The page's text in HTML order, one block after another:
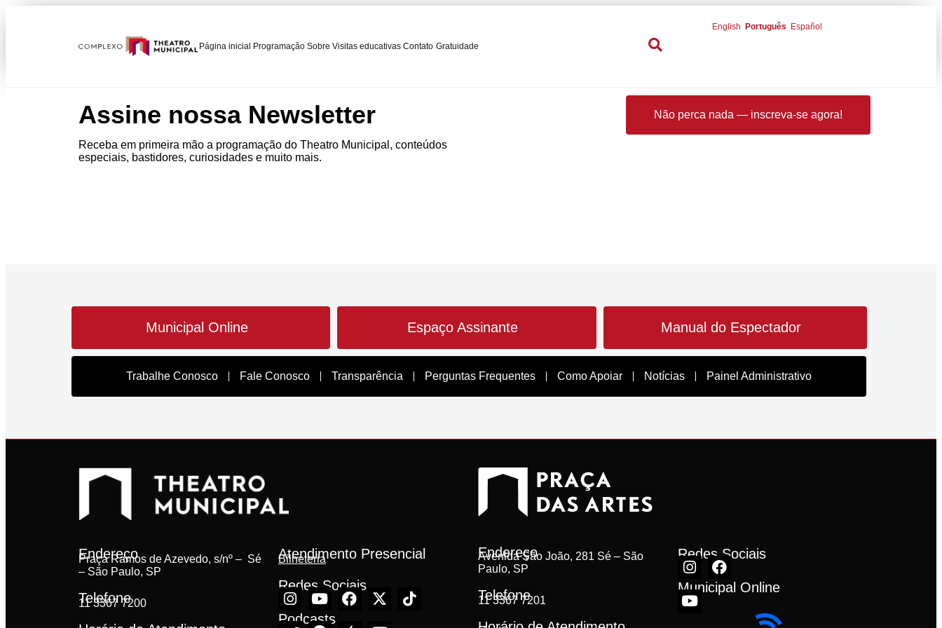
Página inicial Programação Sobre Visitas educativas Contato Gratuidade
English Português Español
Assine nossa Newsletter
Receba em primeira mão a programação do Theatro Municipal, conteúdos
especiais, bastidores, curiosidades e muito mais.
Não perca nada — inscreva-se agora!
Municipal Online Espaço Assinante Manual do Espectador
Trabalhe Conosco Fale Conosco Transparência Perguntas Frequentes Como Apoiar Notícias Painel Administrativo
Endereço
Praça Ramos de Azevedo, s/nº – Sé
– São Paulo, SP
Telefone
11 3367 7200
Atendimento Presencial
Bilheteria
Redes Sociais
Podcasts
Endereço
Avenida São João, 281 Sé – São
Paulo, SP
Telefone
11 3367 7201
Redes Sociais
Municipal Online